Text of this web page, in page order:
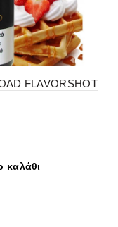
FLAVORSHOT
καλάθι